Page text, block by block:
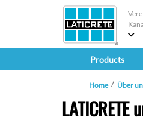
Products
Home Über